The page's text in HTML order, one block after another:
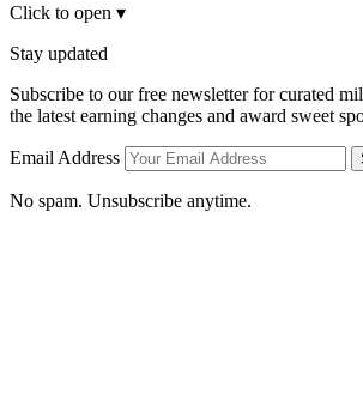
Click to open ▾
Stay updated
Subscribe to our free newsletter for curated
the latest earning changes and award sweet
Email Address
No spam. Unsubscribe anytime.